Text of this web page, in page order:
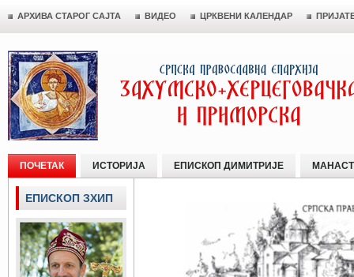
АРХИВА СТАРОГ САЈТА ВИДЕО ЦРКВЕНИ КАЛЕНДАР
ПОЧЕТАК ИСТОРИЈА ЕПИСКОП ДИМИТРИЈЕ
ЕПИСКОП ЗХИП